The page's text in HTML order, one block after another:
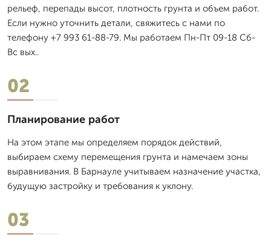
рельеф, перепады высот, плотность грунта и объем работ.
Если нужно уточнить детали, свяжитесь с нами по
телефону +7 993 61-88-79. Мы работаем Пн-Пт 09-18 Сб-
Вс вых..
02
Планирование работ
На этом этапе мы определяем порядок действий,
выбираем схему перемещения грунта и намечаем зоны
выравнивания. В Барнауле учитываем назначение участка,
будущую застройку и требования к уклону.
03